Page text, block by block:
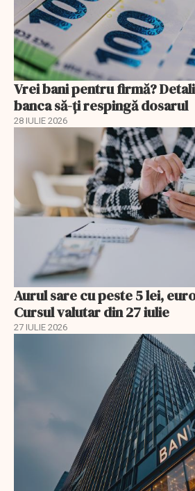
Vrei bani pentru firmă?
banca să-ți respingă dosarul
28 IULIE 2026
Aurul sare cu peste 5 lei,
Cursul valutar din 27 iulie
27 IULIE 2026